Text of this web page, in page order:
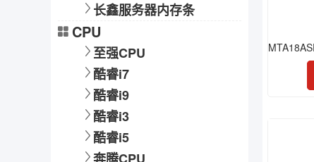
长鑫服务器内存条
CPU
至强CPU
酷睿i7
酷睿i9
酷睿i3
酷睿i5